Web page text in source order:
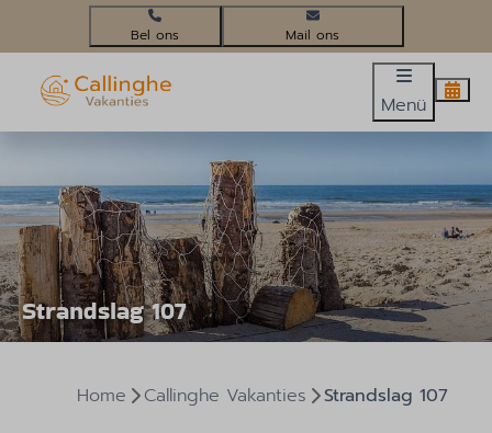
+31(0)224 58 3452 info@callinghevakanties.nl
Menü
Strandslag 107
Home Callinghe Vakanties Strandslag 107